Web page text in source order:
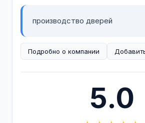
производство дверей
Подробно о компании
5.0